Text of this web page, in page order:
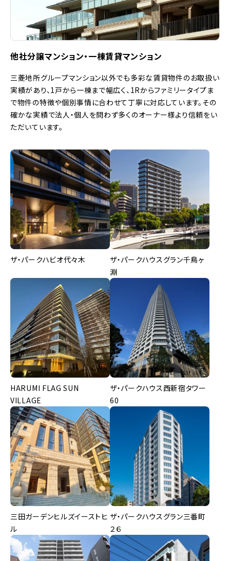
他社分譲マンション・一棟賃貸マンション
三菱地所グループマンション以外でも多彩な賃貸物件のお取扱い
実績があり、1戸から一棟まで幅広く、1Rからファミリータイプま
で物件の特徴や個別事情に合わせて丁寧に対応しています。その
確かな実績で法人・個人を問わず多くのオーナー様より信頼をい
ただいています。
ザ・パークハビオ代々木
ザ・パークハウスグラン千鳥ヶ
淵
HARUMI FLAG SUN
VILLAGE
ザ・パークハウス西新宿タワー
60
三田ガーデンヒルズイーストヒ
ル
ザ・パークハウスグラン三番町
２６